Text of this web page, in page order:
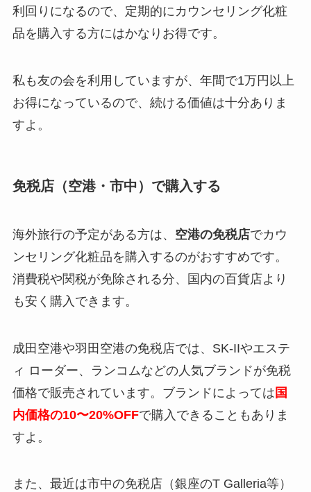
利回りになるので、定期的にカウンセリング化粧
品を購入する方にはかなりお得です。
私も友の会を利用していますが、年間で1万円以上
お得になっているので、続ける価値は十分ありま
すよ。
免税店（空港・市中）で購入する
海外旅行の予定がある方は、 空港の免税店でカウ
ンセリング化粧品を購入するのがおすすめです。
消費税や関税が免除される分、国内の百貨店より
も安く購入できます。
成田空港や羽田空港の免税店では、SK-IIやエステ
ィ ローダー、ランコムなどの人気ブランドが免税
価格で販売されています。ブランドによっては 国
内価格の10〜20%OFFで購入できることもありま
すよ。
また、最近は市中の免税店（銀座のT Galleria等）